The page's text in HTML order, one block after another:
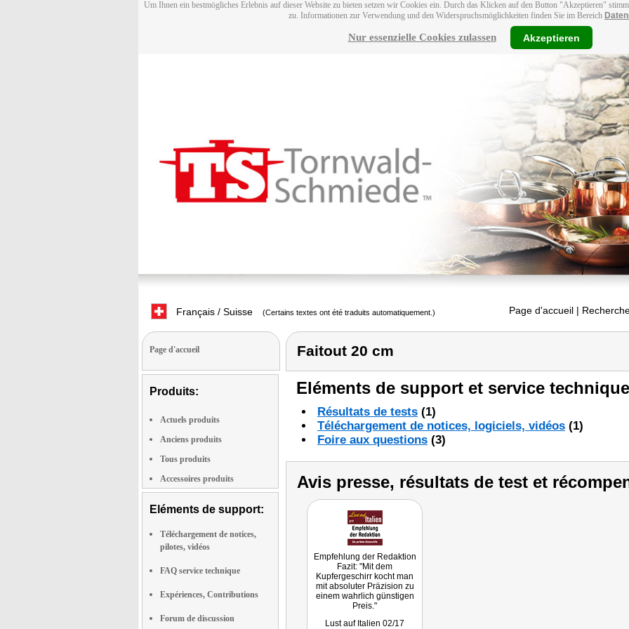
Um Ihnen ein bestmögliches Erlebnis auf dieser Website zu bieten setzen wir Cookies ein. Durch das Klicken auf den Button "Akzeptieren"
zu. Informationen zur Verwendung und den Widerspruchsmöglichkeiten finden Sie im Bereich
Nur essenzielle Cookies zulassen Akzeptieren
Français / Suisse (Certains textes ont été traduits automatiquement.) Page d'accueil |
Page d'accueil
Produits:
Actuels produits
Anciens produits
Tous produits
Accessoires produits
Eléments de support:
Téléchargement de notices,
pilotes, vidéos
FAQ service technique
Expériences, Contributions
Forum de discussion
Faitout 20 cm
Eléments de support et service
Résultats de tests (1)
Téléchargement de notices, logiciels, vidéos (1)
Foire aux questions (3)
Avis presse, résultats de test et
Empfehlung der Redaktion
Fazit: "Mit dem
Kupfergeschirr kocht man
mit absoluter Präzision zu
einem wahrlich günstigen
Preis."
Lust auf Italien 02/17